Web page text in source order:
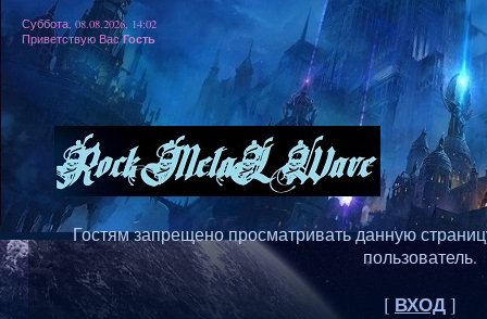
Суббота, 08.08.2026, 14:02
Приветствую Вас Гость
Гостям запрещено просматривать данную
пользователь.
[ ВХОД]